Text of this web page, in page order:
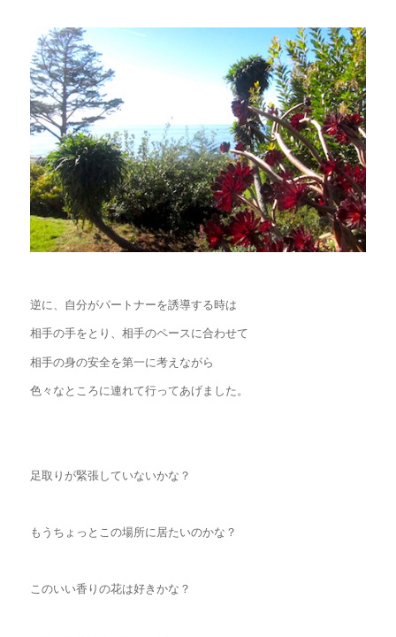
逆に、自分がパートナーを誘導する時は
相手の手をとり、相手のペースに合わせて
相手の身の安全を第一に考えながら
色々なところに連れて行ってあげました。
足取りが緊張していないかな？
もうちょっとこの場所に居たいのかな？
このいい香りの花は好きかな？